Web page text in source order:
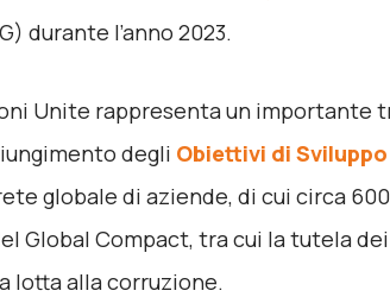
durante l’anno 2023.
Unite rappresenta un importante
degli Obiettivi di
globale di aziende, di cui circa
Global Compact, tra cui la tutela
lotta alla corruzione.